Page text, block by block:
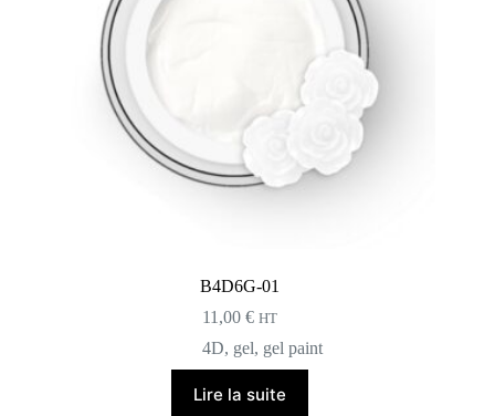
B4D6G-01
11,00€ HT
4D, gel, gel paint
Lire la suite